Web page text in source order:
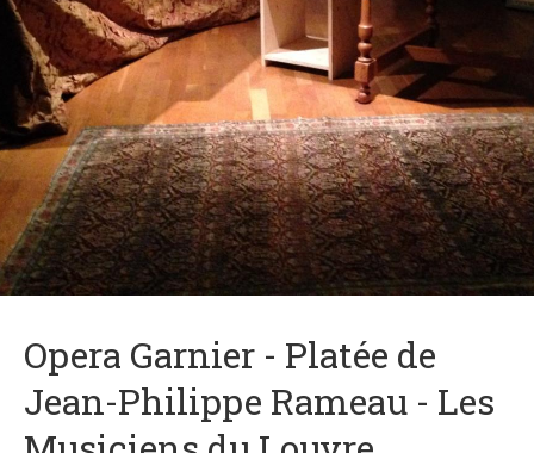
Opera Garnier - Platée de
Jean-Philippe Rameau - Les